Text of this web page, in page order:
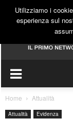
Home Attualità
Attualità Evidenza
Utilizziamo i
esperienza sul